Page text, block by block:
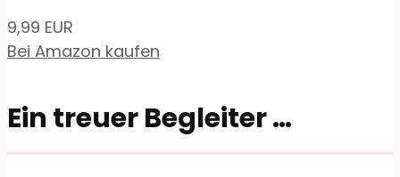
9,99 EUR
Bei Amazon kaufen
Ein treuer Begleiter …